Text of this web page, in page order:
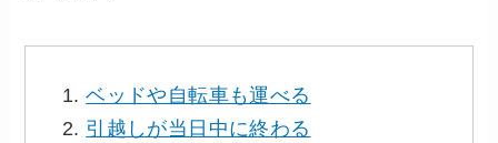
ベッドや自転車も運べる
引越しが当日中に終わる